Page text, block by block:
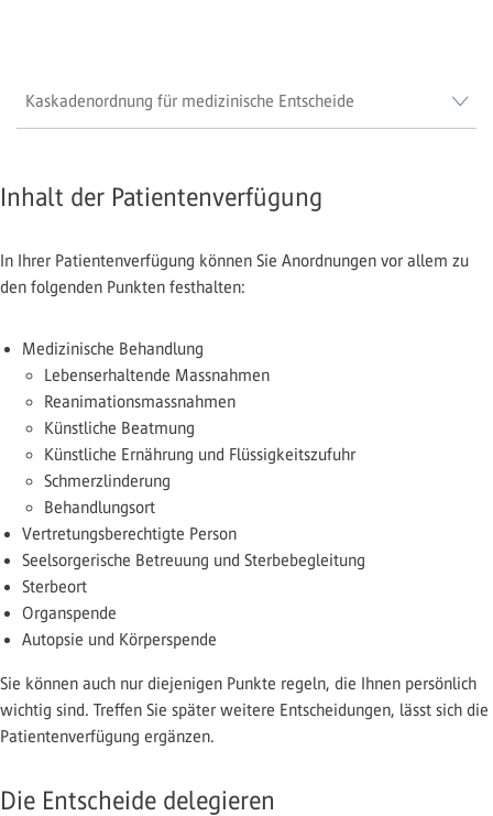
Kaskadenordnung für medizinische Entscheide
Inhalt der Patientenverfügung
In Ihrer Patientenverfügung können Sie Anordnungen vor allem zu
den folgenden Punkten festhalten:
Medizinische Behandlung
Lebenserhaltende Massnahmen
Reanimationsmassnahmen
Künstliche Beatmung
Künstliche Ernährung und Flüssigkeitszufuhr
Schmerzlinderung
Behandlungsort
Vertretungsberechtigte Person
Seelsorgerische Betreuung und Sterbebegleitung
Sterbeort
Organspende
Autopsie und Körperspende
Sie können auch nur diejenigen Punkte regeln, die Ihnen persönlich
wichtig sind. Treffen Sie später weitere Entscheidungen, lässt sich die
Patientenverfügung ergänzen.
Die Entscheide delegieren